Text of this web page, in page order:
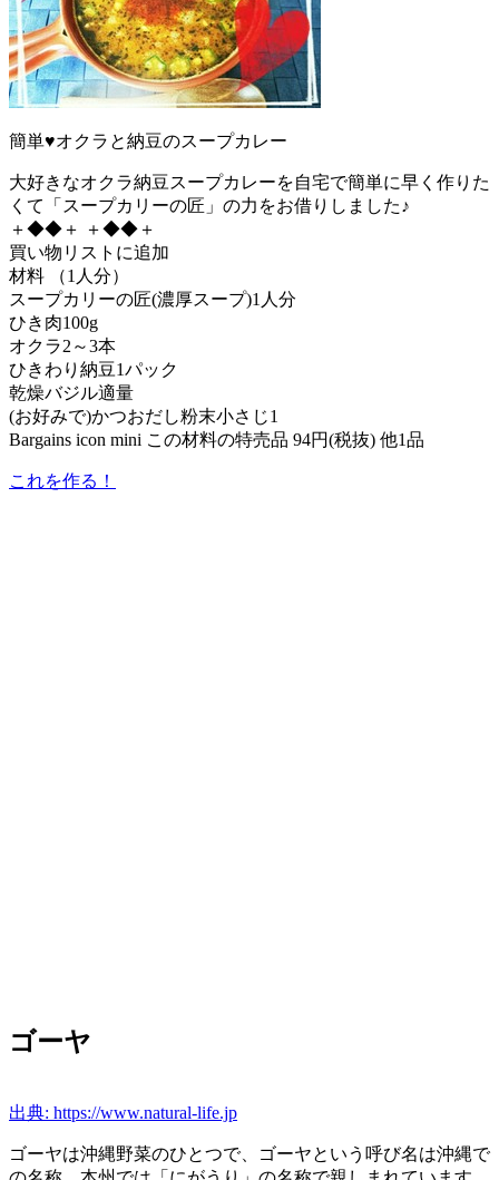
簡単♥オクラと納豆のスープカレー
大好きなオクラ納豆スープカレーを自宅で簡単に早く作りた
くて「スープカリーの匠」の力をお借りしました♪
＋◆◆＋ ＋◆◆＋
買い物リストに追加
材料 （1人分）
スープカリーの匠(濃厚スープ)1人分
ひき肉100g
オクラ2～3本
ひきわり納豆1パック
乾燥バジル適量
(お好みで)かつおだし粉末小さじ1
Bargains icon mini この材料の特売品 94円(税抜) 他1品
これを作る！
ゴーヤ
出典: https://www.natural-life.jp
ゴーヤは沖縄野菜のひとつで、ゴーヤという呼び名は沖縄で